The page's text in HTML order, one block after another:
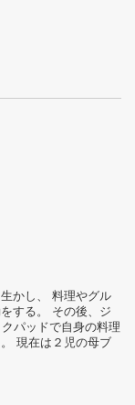
かし、 料理やグル
する。 その後、ジ
パッドで自身の料理
現在は２児の母ブ